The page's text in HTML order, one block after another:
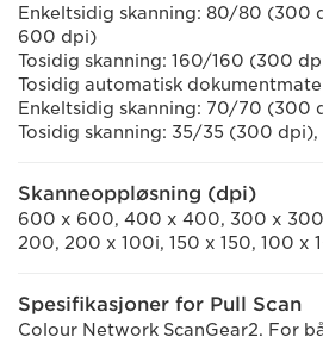
Enkeltsidig skanning: 80/80 (300
600 dpi)
Tosidig skanning: 160/160 (300
Tosidig automatisk dokumentmater
Enkeltsidig skanning: 70/70 (300
Tosidig skanning: 35/35 (300
Skanneoppløsning (dpi)
600 x 600, 400 x 400, 300 x
200, 200 x 100i, 150 x 150, 100 x
Spesifikasjoner for Pull Scan
Colour Network ScanGear2. For